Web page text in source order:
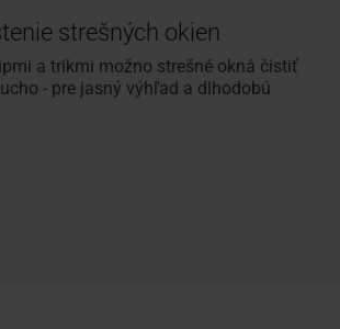
strešných okien
a trikmi možno strešné okná čistiť
- pre jasný výhľad a dlhodobú